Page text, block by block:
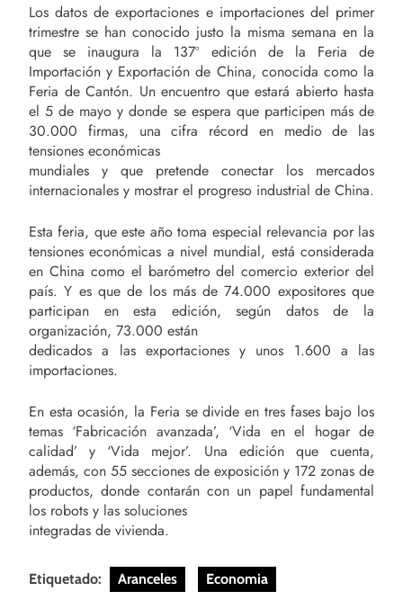
Los datos de exportaciones e importaciones del primer
trimestre se han conocido justo la misma semana en la
que se inaugura la 137º edición de la Feria de
Importación y Exportación de China, conocida como la
Feria de Cantón. Un encuentro que estará abierto hasta
el 5 de mayo y donde se espera que participen más de
30.000 firmas, una cifra récord en medio de las
tensiones económicas
mundiales y que pretende conectar los mercados
internacionales y mostrar el progreso industrial de China.
Esta feria, que este año toma especial relevancia por las
tensiones económicas a nivel mundial, está considerada
en China como el barómetro del comercio exterior del
país. Y es que de los más de 74.000 expositores que
participan en esta edición, según datos de la
organización, 73.000 están
dedicados a las exportaciones y unos 1.600 a las
importaciones.
En esta ocasión, la Feria se divide en tres fases bajo los
temas ‘Fabricación avanzada’, ‘Vida en el hogar de
calidad’ y ‘Vida mejor’. Una edición que cuenta,
además, con 55 secciones de exposición y 172 zonas de
productos, donde contarán con un papel fundamental
los robots y las soluciones
integradas de vivienda.
Etiquetado: Aranceles Economia